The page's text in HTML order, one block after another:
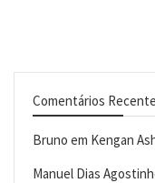
Comentários
Bruno em Kengan
Manuel Dias